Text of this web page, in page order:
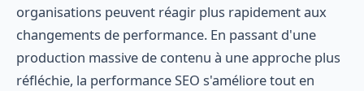
organisations peuvent réagir plus rapidement aux
changements de performance. En passant d'une
production massive de contenu à une approche plus
réfléchie, la performance SEO s'améliore tout en